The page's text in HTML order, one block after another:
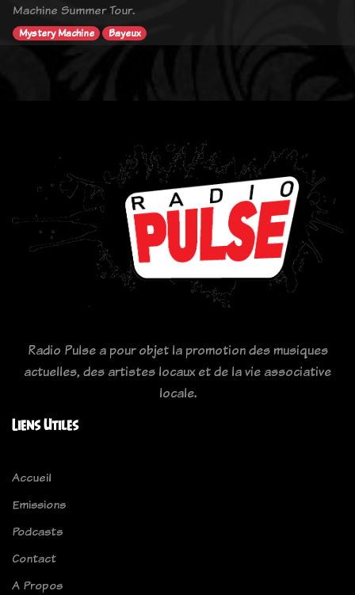
Machine Summer Tour.
Mystery Machine Bayeux
Radio Pulse a pour objet la promotion des musiques
actuelles, des artistes locaux et de la vie associative
locale.
Liens Utiles
Accueil
Emissions
Podcasts
Contact
A Propos